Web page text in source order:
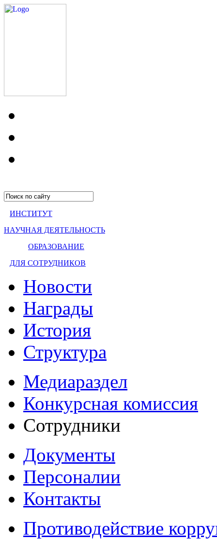
ИНСТИТУТ
НАУЧНАЯ ДЕЯТЕЛЬНОСТЬ
ОБРАЗОВАНИЕ
ДЛЯ СОТРУДНИКОВ
Новости
Награды
История
Структура
Медиараздел
Конкурсная комиссия
Сотрудники
Документы
Персоналии
Контакты
Противодействие